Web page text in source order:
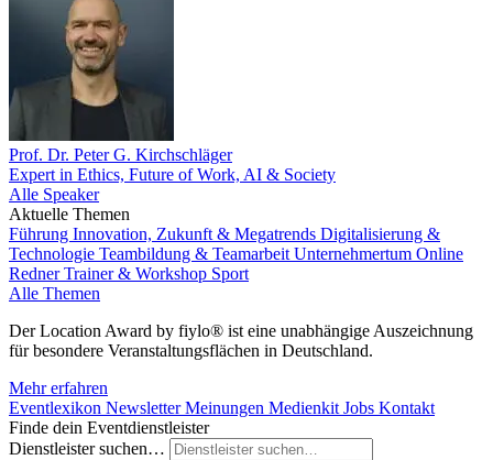
Prof. Dr. Peter G. Kirchschläger
Expert in Ethics, Future of Work, AI & Society
Alle Speaker
Aktuelle Themen
Führung Innovation, Zukunft & Megatrends Digitalisierung &
Technologie Teambildung & Teamarbeit Unternehmertum Online
RednerTrainer & Workshop Sport
Alle Themen
Der Location Award by fiylo® ist eine unabhängige Auszeichnung
für besondere Veranstaltungsflächen in Deutschland.
Mehr erfahren
Eventlexikon NewsletterMeinungen Medienkit Jobs Kontakt
Finde dein Eventdienstleister
Dienstleister suchen…